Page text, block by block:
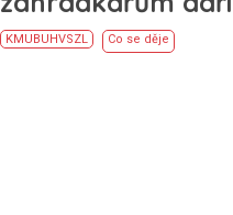
KMUBUHVSZL Co se děje